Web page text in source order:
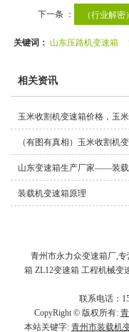
下一条 ： （行业解
关键词： 山东压路机变速箱
相关资讯
玉米收割机变速箱价格，玉
（有图有真相）玉米收割机
山东变速箱生产厂家——装载
装载机变速箱原理
青州市永力众变速箱厂,
箱 ZL12变速箱 工程机械变
联系电话：
CopyRight © 版权所有:
本站关键字: 青州市装载机